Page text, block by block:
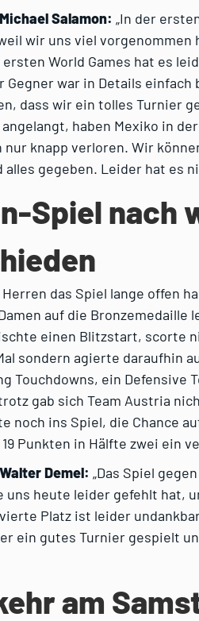
Salamon: „In der
wir uns viel vorgenommen
World Games hat es
Gegner war in Details
dass wir ein tolles Turnier
haben Mexiko in
nur knapp verloren. Wir
alles gegeben. Leider hat es
Spiel nach
das Spiel lange offen
auf die Bronzemedaille
einen Blitzstart, scorte
sondern agierte daraufhin
Touchdowns, ein Defensive
gab sich Team Austria
noch ins Spiel, die Chance
Punkten in Hälfte zwei ein
Demel: „Das Spiel
uns heute leider gefehlt hat,
Platz ist leider
ein gutes Turnier gespielt
am